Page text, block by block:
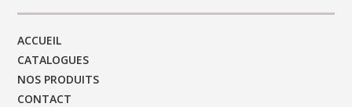
ACCUEIL
CATALOGUES
NOS PRODUITS
CONTACT